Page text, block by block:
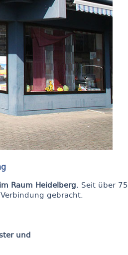
Raum Heidelberg. Seit über 75
gebracht.
und